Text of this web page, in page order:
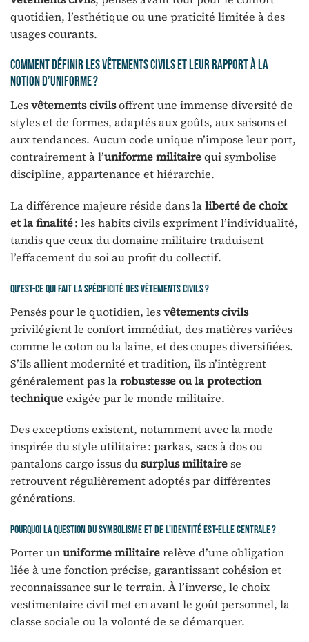
quotidien, l’esthétique ou une praticité limitée à des
usages courants.
Comment définir les vêtements civils et leur rapport à la
notion d’uniforme ?
Lesvêtements civilsoffrent une immense diversité de
styles et de formes, adaptés aux goûts, aux saisons et
aux tendances. Aucun code unique n’impose leur port,
contrairement à l’uniforme militairequi symbolise
discipline, appartenance et hiérarchie.
La différence majeure réside dans laliberté de choix
et la finalité: les habits civils expriment l’individualité,
tandis que ceux du domaine militaire traduisent
l’effacement du soi au profit du collectif.
Qu’est-ce qui fait la spécificité des vêtements civils ?
Pensés pour le quotidien, lesvêtements civils
privilégient le confort immédiat, des matières variées
comme le coton ou la laine, et des coupes diversifiées.
S’ils allient modernité et tradition, ils n’intègrent
généralement pas larobustesse ou la protection
techniqueexigée par le monde militaire.
Des exceptions existent, notamment avec la mode
inspirée du style utilitaire : parkas, sacs à dos ou
pantalons cargo issus dusurplus militairese
retrouvent régulièrement adoptés par différentes
générations.
Pourquoi la question du symbolisme et de l’identité est-elle centrale ?
Porter ununiforme militairerelève d’une obligation
liée à une fonction précise, garantissant cohésion et
reconnaissance sur le terrain. À l’inverse, le choix
vestimentaire civil met en avant le goût personnel, la
classe sociale ou la volonté de se démarquer.